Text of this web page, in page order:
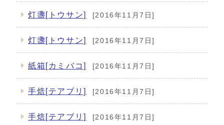
灯盞[トウサン] [2016年11月7日]
灯盞[トウサン] [2016年11月7日]
紙箱[カミバコ] [2016年11月7日]
手焙[テアブリ] [2016年11月7日]
手焙[テアブリ] [2016年11月7日]